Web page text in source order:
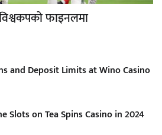
फाइनलमा
and Deposit Limits at Wino Casino
Slots on Tea Spins Casino in 2024